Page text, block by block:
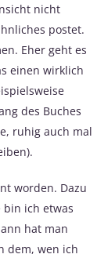
nicht
postet.
Eher geht es
einen wirklich
des Buches
ruhig auch mal
worden. Dazu
ich etwas
hat man
dem, wen ich